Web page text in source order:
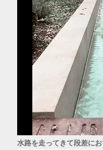
水路を走ってきて段差に